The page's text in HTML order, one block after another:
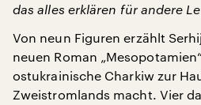
das alles erklären für andere
Von neun Figuren erzählt
neuen Roman
ostukrainische Charkiw zur
Zweistromlands macht. Vier